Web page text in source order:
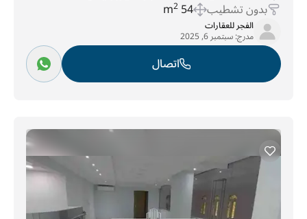
بدون تشطيب 54 m
2
الفجر للعقارات
مدرج:سبتمبر 6, 2025
اتصال